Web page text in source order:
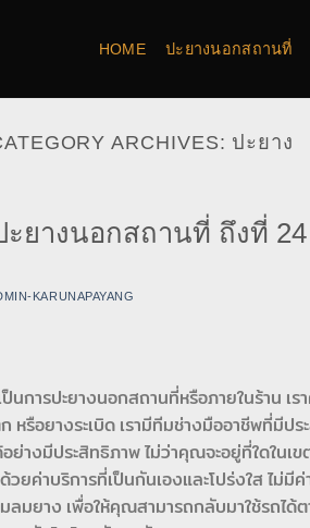
HOME ปะยางนอกสถานที่
ARCHIVES: ปะยาง
ยางนอกสถานที่ ถึงที่
KARUNAPAYANG
ป็นการปะยางนอกสถานที่หรือภายในร้าน เ
รือยางระเบิด เรามีทีมช่างมืออาชีพที่มีปร
มีประสิทธิภาพ ไม่ว่าคุณจะอยู่ที่ใดในเขต
ยค่าบริการที่เป็นกันเองและโปร่งใส ไม่มีค่
ลมยาง เพื่อให้คุณสามารถกลับมาใช้รถได้